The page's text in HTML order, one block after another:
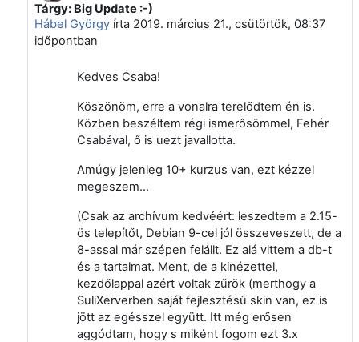
Válasz erre: Vágvölgyi Csaba
Tárgy: Big Update :-)
Hábel Györgyírta 2019. március 21., csütörtök, 08:37
időpontban
Kedves Csaba!
Köszönöm, erre a vonalra terelődtem én is.
Közben beszéltem régi ismerősömmel, Fehér
Csabával, ő is uezt javallotta.
Amúgy jelenleg 10+ kurzus van, ezt kézzel
megeszem...
(Csak az archívum kedvéért: leszedtem a 2.15-
ös telepítőt, Debian 9-cel jól összeveszett, de a
8-assal már szépen felállt. Ez alá vittem a db-t
és a tartalmat. Ment, de a kinézettel,
kezdőlappal azért voltak zűrök (merthogy a
SuliXerverben saját fejlesztésű skin van, ez is
jött az egésszel együtt. Itt még erősen
aggódtam, hogy s miként fogom ezt 3.x